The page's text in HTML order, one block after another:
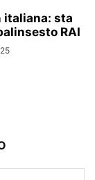
italiana: sta
RAI